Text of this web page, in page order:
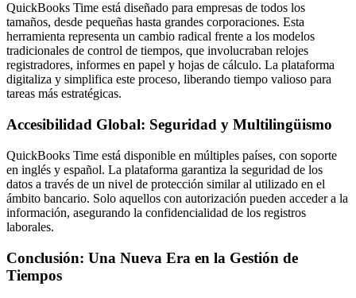
QuickBooks Time está diseñado para empresas de todos los
tamaños, desde pequeñas hasta grandes corporaciones. Esta
herramienta representa un cambio radical frente a los modelos
tradicionales de control de tiempos, que involucraban relojes
registradores, informes en papel y hojas de cálculo. La plataforma
digitaliza y simplifica este proceso, liberando tiempo valioso para
tareas más estratégicas.
Accesibilidad Global: Seguridad y Multilingüismo
QuickBooks Time está disponible en múltiples países, con soporte
en inglés y español. La plataforma garantiza la seguridad de los
datos a través de un nivel de protección similar al utilizado en el
ámbito bancario. Solo aquellos con autorización pueden acceder a la
información, asegurando la confidencialidad de los registros
laborales.
Conclusión: Una Nueva Era en la Gestión de
Tiempos